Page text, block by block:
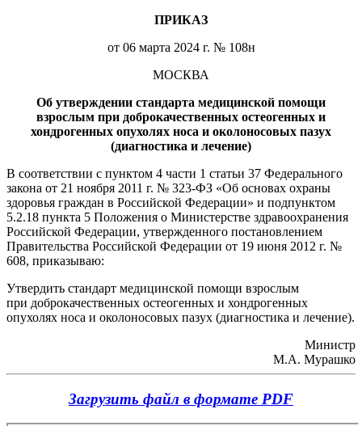
ПРИКАЗ
от 06 марта 2024 г. № 108н
МОСКВА
Об утверждении стандарта медицинской помощи
взрослым при доброкачественных остеогенных и
хондрогенных опухолях носа и околоносовых пазух
(диагностика и лечение)
В соответствии с пунктом 4 части 1 статьи 37 Федерального
закона от 21 ноября 2011 г. № 323-ФЗ «Об основах охраны
здоровья граждан в Российской Федерации» и подпунктом
5.2.18 пункта 5 Положения о Министерстве здравоохранения
Российской Федерации, утвержденного постановлением
Правительства Российской Федерации от 19 июня 2012 г. №
608, приказываю:
Утвердить стандарт медицинской помощи взрослым
при доброкачественных остеогенных и хондрогенных
опухолях носа и околоносовых пазух (диагностика и лечение).
Министр
М.А. Мурашко
Загрузить файл в формате PDF